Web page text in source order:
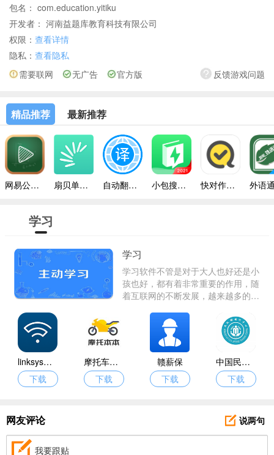
包名： com.education.yitiku
开发者： 河南益题库教育科技有限公司
权限： 查看详情
隐私： 查看隐私
反馈游戏问题
需要联网 无广告 官方版
精品推荐 最新推荐
网易公开课手机版 扇贝单词免费版 自动翻译器手机版 小包搜题2024安卓版 快对作业带答案
学习
学习
学习软件不管是对于大人也好还是小
孩也好，都有着非常重要的作用，随
着互联网的不断发展，越来越多的东
行工作和学习，甚至比在线下更加节
省时间和财力，小编为大家整理了以
下学习软件，有需要的朋友赶快进来
挑选下载吧！
linksys路由器
下载
摩托车考试本本
下载
赣薪保
下载
中国民政培训
下载
网友评论 说两句
我要跟贴